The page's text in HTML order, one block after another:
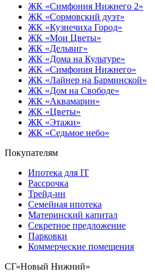
ЖК «Симфония Нижнего 2»
ЖК «Сормовский дуэт»
ЖК «Кузнечиха Город»
ЖК «Мои Цветы»
ЖК «Дельвиг»
ЖК «Дома на Культуре»
ЖК «Симфония Нижнего»
ЖК «Лайнер на Барминской»
ЖК «Дом на Свободе»
ЖК «Аквамарин»
ЖК «Цветы»
ЖК «Этажи»
ЖК «Седьмое небо»
Покупателям
Ипотека для IT
Рассрочка
Трейд-ин
Семейная ипотека
Материнский капитал
Секретное предложение
Парковки
Коммерческие помещения
СГ«Новый Нижний»